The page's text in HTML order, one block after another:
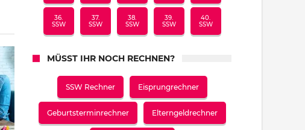
36.
SSW
37.
SSW
38.
SSW
39.
SSW
40.
SSW
MÜSST IHR NOCH RECHNEN?
SSW Rechner Eisprungrechner
Geburtsterminrechner Elterngeldrechner